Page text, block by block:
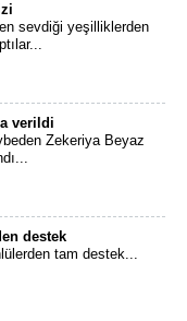
sevdiği yeşilliklerden
verildi
Zekeriya Beyaz
destek
tam destek...